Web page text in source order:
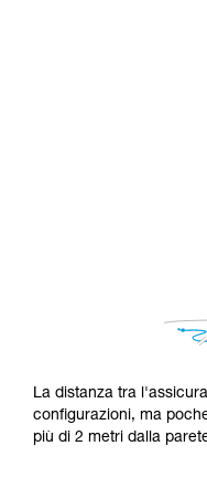
La distanza tra
configurazioni, ma
più di 2 metri dalla